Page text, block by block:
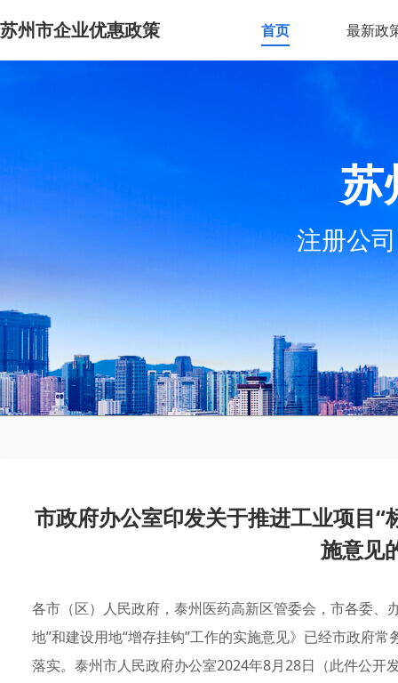
苏州市企业优惠政策 首页 最新政
苏
注册公
市政府办公室印发关于推进工业项目“
施意见
各市（区）人民政府，泰州医药高新区管委会，市各委、
地”和建设用地“增存挂钩”工作的实施意见》已经市政府
落实。泰州市人民政府办公室2024年8月28日（此件公开